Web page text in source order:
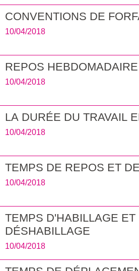
CONVENTIONS DE
10/04/2018
REPOS HEBDOMADAIRE
10/04/2018
LA DURÉE DU TRAVAIL
10/04/2018
TEMPS DE REPOS ET
10/04/2018
TEMPS D'HABILLAGE ET
DÉSHABILLAGE
10/04/2018